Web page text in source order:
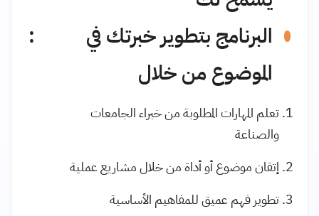
البرنامج بتطوير خبرتك في
الموضوع من خلال
:
تعلم المهارات المطلوبة من خبراء الجامعات
والصناعة
إتقان موضوع أو أداة من خلال مشاريع عملية
تطوير فهم عميق للمفاهيم الأساسية